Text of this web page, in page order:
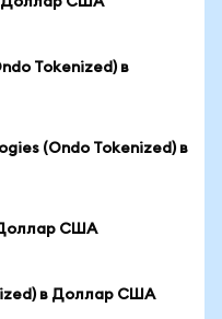
Tokenized) в
(Ondo Tokenized) в
Доллар США
в Доллар США